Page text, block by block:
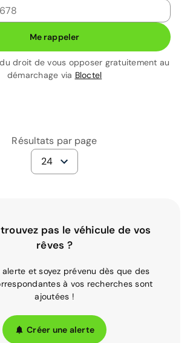
Me rappeler
droit de vous opposer gratuitement au
démarchage via Bloctel
Résultats par page
24
pas le véhicule de vos
rêves ?
alerte et soyez prévenu dès que des
à vos recherches sont
ajoutées !
Créer une alerte